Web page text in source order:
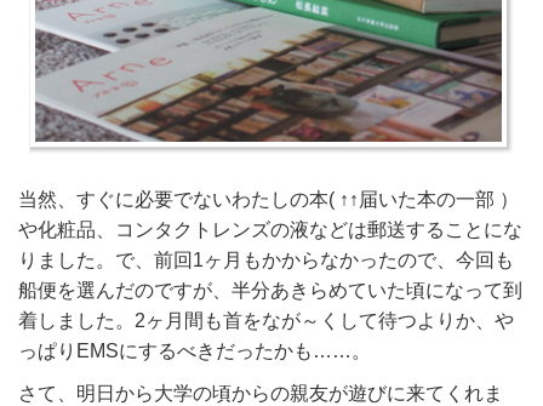
当然、すぐに必要でないわたしの本( ↑↑届いた本の一部 ）
や化粧品、コンタクトレンズの液などは郵送することにな
りました。で、前回1ヶ月もかからなかったので、今回も
船便を選んだのですが、半分あきらめていた頃になって到
着しました。2ヶ月間も首をなが～くして待つよりか、や
っぱりEMSにするべきだったかも……。
さて、明日から大学の頃からの親友が遊びに来てくれま